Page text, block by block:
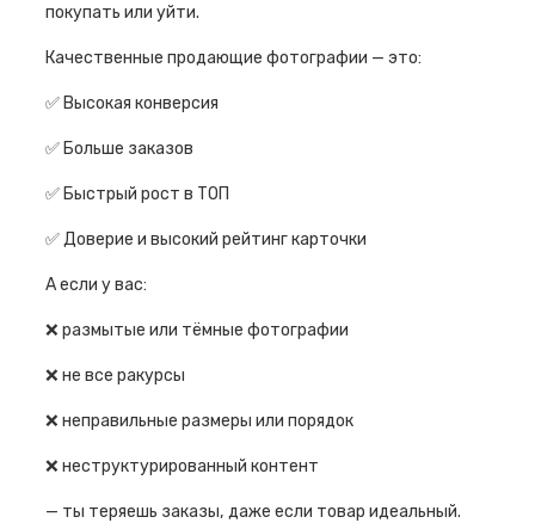
покупать или уйти.
Качественные продающие фотографии — это:
✅ Высокая конверсия
✅ Больше заказов
✅ Быстрый рост в ТОП
✅ Доверие и высокий рейтинг карточки
А если у вас:
❌ размытые или тёмные фотографии
❌ не все ракурсы
❌ неправильные размеры или порядок
❌ неструктурированный контент
— ты теряешь заказы, даже если товар идеальный.